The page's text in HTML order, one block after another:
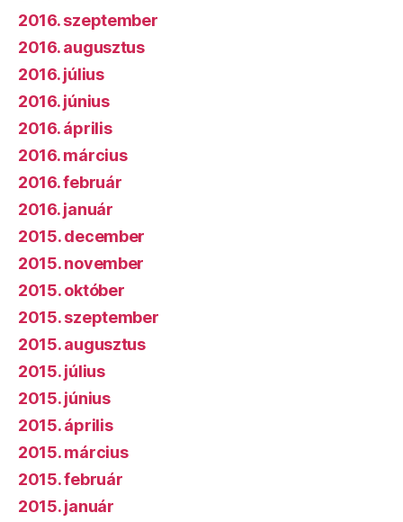
2016. szeptember
2016. augusztus
2016. július
2016. június
2016. április
2016. március
2016. február
2016. január
2015. december
2015. november
2015. október
2015. szeptember
2015. augusztus
2015. július
2015. június
2015. április
2015. március
2015. február
2015. január